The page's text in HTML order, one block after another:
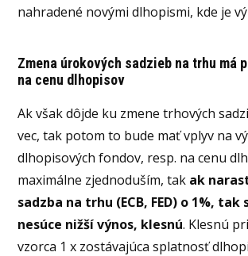
nahradené novými dlhopismi, kde je
Zmena úrokových sadzieb na trhu má
na cenu dlhopisov
Ak však dôjde ku zmene trhových
vec, tak potom to bude mať vplyv na
dlhopisových fondov, resp. na cenu
maximálne zjednoduším, tak ak
sadzba na trhu (ECB, FED) o 1%,
nesúce nižší výnos, klesnú. Klesnú
vzorca 1 x zostávajúca splatnosť